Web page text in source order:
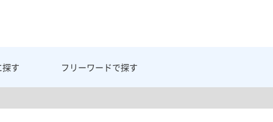
探す フリーワードで探す